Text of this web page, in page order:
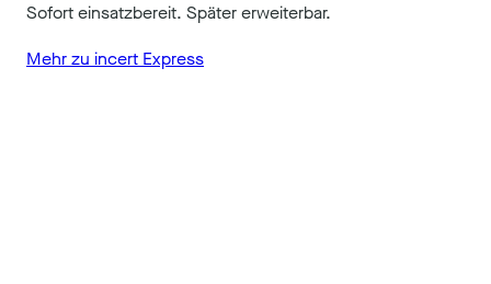
Sofort einsatzbereit. Später erweiterbar.
Mehr zu incert Express